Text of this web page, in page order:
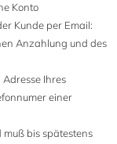
Konto
Kunde per Email:
Anzahlung und des
Ihres
einer
bis spätestens